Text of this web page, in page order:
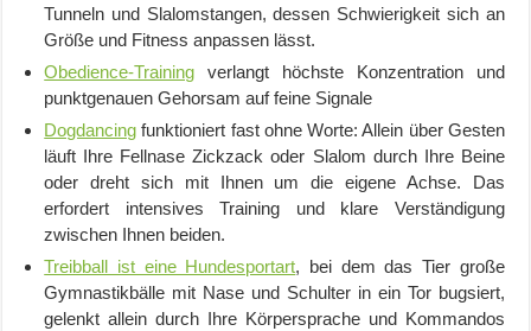
Tunneln und Slalomstangen, dessen Schwierigkeit sich an
Größe und Fitness anpassen lässt.
Obedience-Training verlangt höchste Konzentration und
punktgenauen Gehorsam auf feine Signale
Dogdancing funktioniert fast ohne Worte: Allein über Gesten
läuft Ihre Fellnase Zickzack oder Slalom durch Ihre Beine
oder dreht sich mit Ihnen um die eigene Achse. Das
erfordert intensives Training und klare Verständigung
zwischen Ihnen beiden.
Treibball ist eine Hundesportart, bei dem das Tier große
Gymnastikbälle mit Nase und Schulter in ein Tor bugsiert,
gelenkt allein durch Ihre Körpersprache und Kommandos